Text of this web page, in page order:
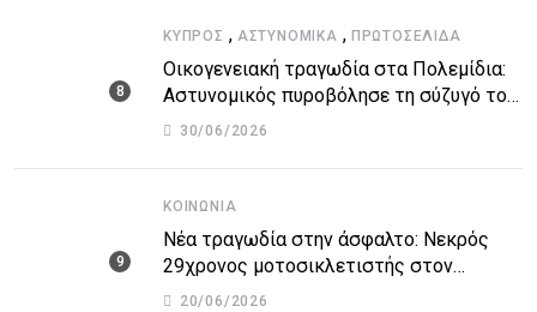
ΚΎΠΡΟΣ , ΑΣΤΥΝΟΜΙΚΆ , ΠΡΩΤΟΣΈΛΙΔΑ
Οικογενειακή τραγωδία στα Πολεμίδια:
Αστυνομικός πυροβόλησε τη σύζυγό του
και αυτοκτόνησε
30/06/2026
ΚΟΙΝΩΝΊΑ
Νέα τραγωδία στην άσφαλτο: Νεκρός
29χρονος μοτοσικλετιστής στον
αυτοκινητόδρομο Πάφου – Λεμεσού
20/06/2026